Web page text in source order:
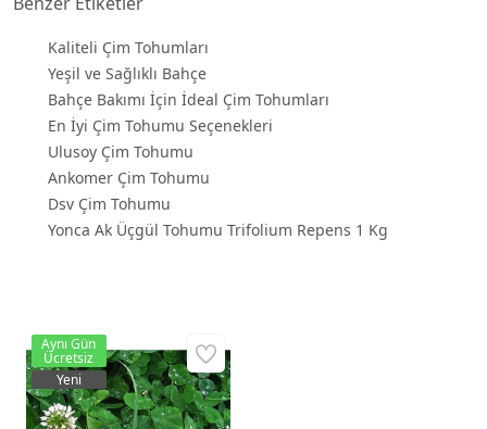
Kaliteli Çim Tohumları
Yeşil ve Sağlıklı Bahçe
Bahçe Bakımı İçin İdeal Çim Tohumları
En İyi Çim Tohumu Seçenekleri
Ulusoy Çim Tohumu
Ankomer Çim Tohumu
Dsv Çim Tohumu
Yonca Ak Üçgül Tohumu Trifolium Repens 1 Kg
Aynı Gün
Ücretsiz
Yeni